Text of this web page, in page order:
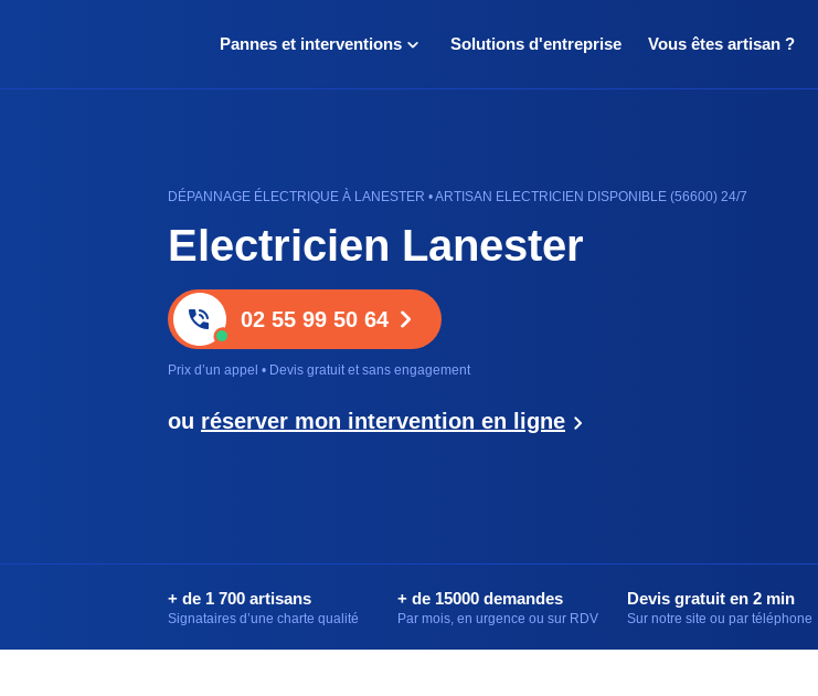
Pannes et interventions Solutions d'entreprise Vous êtes artisan ?
DÉPANNAGE ÉLECTRIQUE À LANESTER • ARTISAN ELECTRICIEN DISPONIBLE (56600) 24/7
Electricien Lanester
02 55 99 50 64
Prix d’un appel • Devis gratuit et sans engagement
ou réserver mon intervention en ligne
+ de 1 700 artisans
Signataires d’une charte qualité
+ de 15000 demandes
Par mois, en urgence ou sur RDV
Devis gratuit en 2 min
Sur notre site ou par téléphone